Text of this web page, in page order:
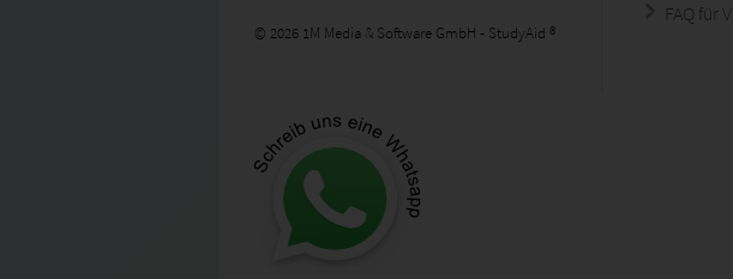
© 2026 1M Media & Software GmbH - StudyAid ®
FAQ für